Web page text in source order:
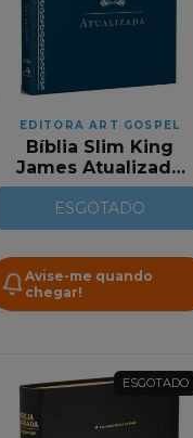
EDITORA ART GOSPEL
Bíblia Slim King
James Atualizada
Capa Luxo Azul
ESGOTADO
Avise-me quando
chegar!
ESGOTADO